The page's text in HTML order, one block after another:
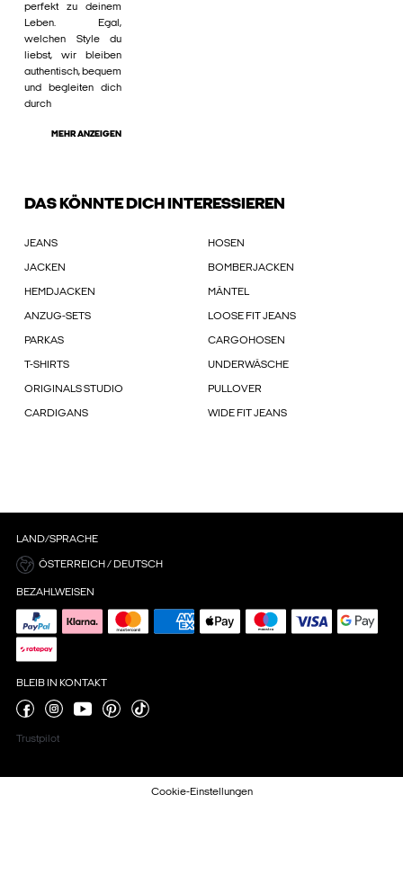
perfekt zu deinem
Leben. Egal,
welchen Style du
liebst, wir bleiben
authentisch, bequem
und begleiten dich
durch
MEHR ANZEIGEN
DAS KÖNNTE DICH INTERESSIEREN
JEANS HOSEN
JACKEN BOMBERJACKEN
HEMDJACKEN MÄNTEL
ANZUG-SETS LOOSE FIT JEANS
PARKAS CARGOHOSEN
T-SHIRTS UNDERWÄSCHE
ORIGINALS STUDIO PULLOVER
CARDIGANS WIDE FIT JEANS
LAND/SPRACHE
ÖSTERREICH / DEUTSCH
BEZAHLWEISEN
BLEIB IN KONTAKT
Trustpilot
Cookie-Einstellungen